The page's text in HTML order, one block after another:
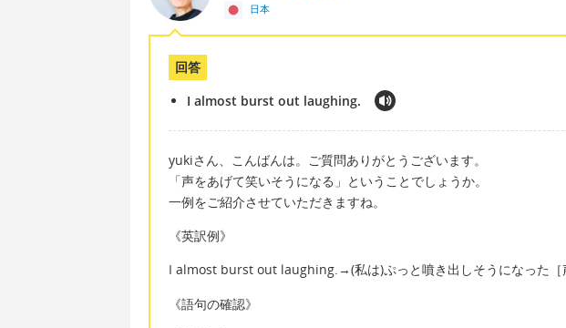
日本
回答
I almost burst out laughing.
yukiさん、こんばんは。ご質問ありがとうございます。
「声をあげて笑いそうになる」ということでしょうか。
一例をご紹介させていただきますね。
《英訳例》
I almost burst out laughing.→(私は)ぷっと噴き出しそうになった［
《語句の確認》